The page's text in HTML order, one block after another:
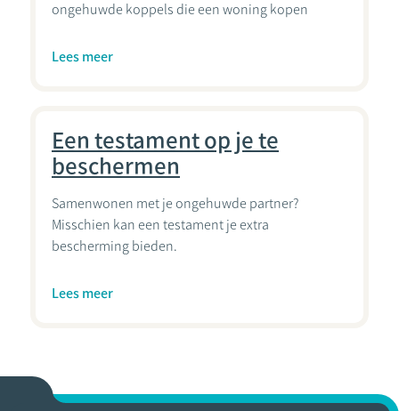
ongehuwde koppels die een woning kopen
Lees meer
Een testament op je te
beschermen
Samenwonen met je ongehuwde partner?
Misschien kan een testament je extra
bescherming bieden.
Lees meer